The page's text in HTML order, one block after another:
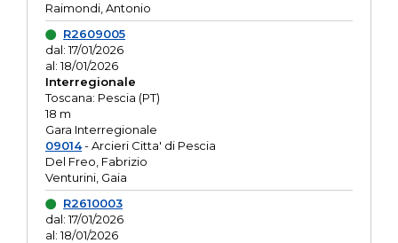
Raimondi, Antonio
R2609005
dal: 17/01/2026
al: 18/01/2026
Interregionale
Toscana: Pescia (PT)
18 m
Gara Interregionale
09014- Arcieri Citta' di Pescia
Del Freo, Fabrizio
Venturini, Gaia
R2610003
dal: 17/01/2026
al: 18/01/2026